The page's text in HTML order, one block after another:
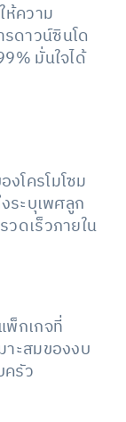
ห้ความ
ดาวน์ซินโด
มั่นใจได้
โครโมโซม
ระบุเพศลูก
ดเร็วภายใน
พ็กเกจที่
าะสมของงบ
รัว